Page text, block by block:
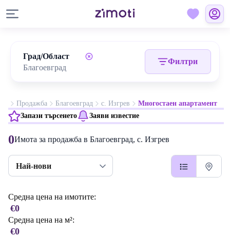
Град/Област
Филтри
Продажба Благоевград с. Изгрев
Многостаен апартамент
Запази търсенето
Заяви известие
0Имота за продажба в Благоевград, с. Изгрев
Най-нови
Средна цена на имотите:
€0
Средна цена на м²:
€0